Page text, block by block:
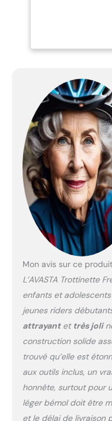
Mon avis sur ce produit
L’AVASTA Trottinette
enfants et
jeunes riders
attrayantet très joli
construction solide
trouvé qu’elle est
aux outils inclus, un
honnête, surtout pour
léger bémol doit être
et le délai de livraison